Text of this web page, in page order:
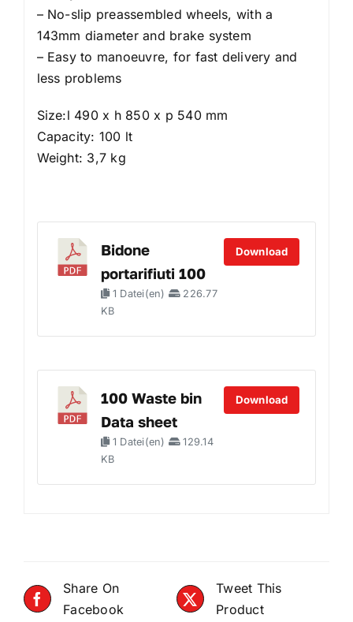
– No-slip preassembled wheels, with a
143mm diameter and brake system
– Easy to manoeuvre, for fast delivery and
less problems
Size:l 490 x h 850 x p 540 mm
Capacity: 100 lt
Weight: 3,7 kg
Bidone
portarifiuti 100
1 Datei(en)
226.77
KB
Download
100 Waste bin
Data sheet
1 Datei(en)
129.14
KB
Download
Share On
Facebook
Tweet This
Product